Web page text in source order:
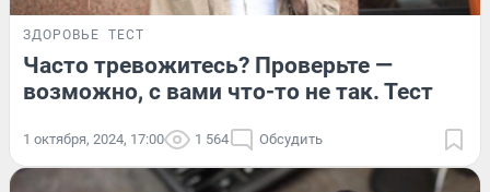
ЗДОРОВЬЕ ТЕСТ
Часто тревожитесь? Проверьте —
возможно, с вами что-то не так. Тест
1 октября, 2024, 17:00 1 564 Обсудить